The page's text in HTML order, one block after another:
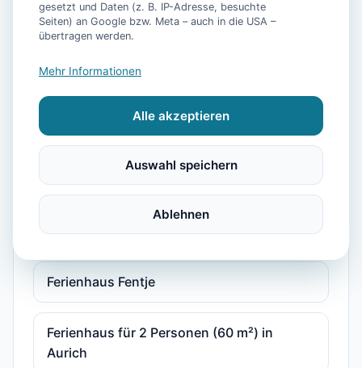
Fehaus, Du\/Wc, 1 Schlafraum, 1 Wohn-
Ferienhaus
Ferienhaus Ella am See
Ferienhaus Fentje
Ferienhaus für 2 Personen (60 m²) in
Aurich
gesetzt und Daten (z. B. IP-Adresse, besuchte
Seiten) an Google bzw. Meta – auch in die USA –
übertragen werden.
Mehr Informationen
Alle akzeptieren
Auswahl speichern
Ablehnen